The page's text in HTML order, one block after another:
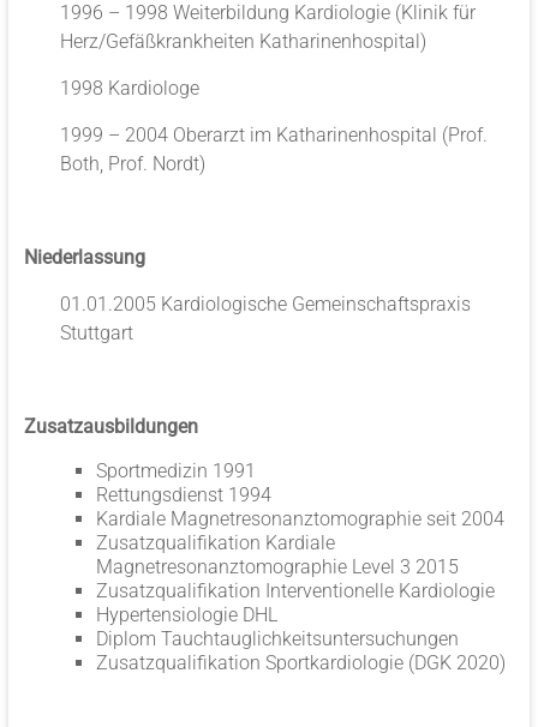
1996 – 1998 Weiterbildung Kardiologie (Klinik für
Herz/Gefäßkrankheiten Katharinenhospital)
1998 Kardiologe
1999 – 2004 Oberarzt im Katharinenhospital (Prof.
Both, Prof. Nordt)
Niederlassung
01.01.2005 Kardiologische Gemeinschaftspraxis
Stuttgart
Zusatzausbildungen
Sportmedizin 1991
Rettungsdienst 1994
Kardiale Magnetresonanztomographie seit 2004
Zusatzqualifikation Kardiale
Magnetresonanztomographie Level 3 2015
Zusatzqualifikation Interventionelle Kardiologie
Hypertensiologie DHL
Diplom Tauchtauglichkeitsuntersuchungen
Zusatzqualifikation Sportkardiologie (DGK 2020)